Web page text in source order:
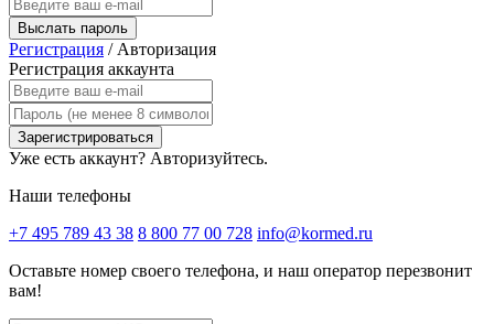
Выслать пароль
Регистрация / Авторизация
Регистрация аккаунта
Зарегистрироваться
Уже есть аккаунт? Авторизуйтесь.
Наши телефоны
+7 495 789 43 38 8 800 77 00 728 info@kormed.ru
Оставьте номер своего телефона, и наш оператор перезвонит
вам!